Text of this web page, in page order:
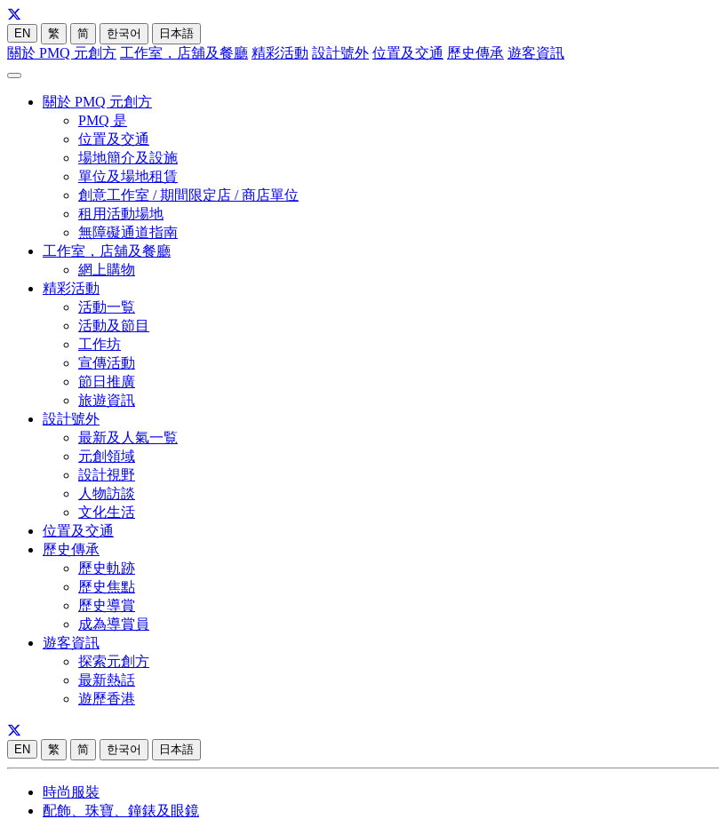
EN 繁 简 한국어 日本語
關於 PMQ 元創方 工作室，店舖及餐廳 精彩活動 設計號外 位置及交通 歷史傳承 遊客資訊
關於 PMQ 元創方
PMQ 是
位置及交通
場地簡介及設施
單位及場地租賃
創意工作室 / 期間限定店 / 商店單位
租用活動場地
無障礙通道指南
工作室，店舖及餐廳
網上購物
精彩活動
活動一覧
活動及節目
工作坊
宣傳活動
節日推廣
旅遊資訊
設計號外
最新及人氣一覧
元創領域
設計視野
人物訪談
文化生活
位置及交通
歷史傳承
歷史軌跡
歷史焦點
歷史導賞
成為導賞員
遊客資訊
探索元創方
最新熱話
遊歷香港
EN 繁 简 한국어 日本語
時尚服裝
配飾、珠寶、鐘錶及眼鏡